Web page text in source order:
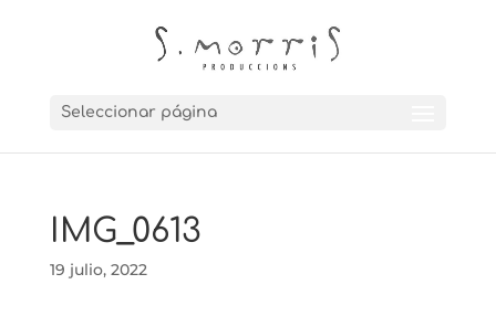
Seleccionar página
IMG_0613
19 julio, 2022